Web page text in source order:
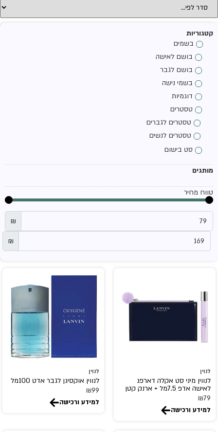
קטגוריות
בשמים
בושם לאישה
בושם לגבר
בשמי נישה
דוגמיות
טסטרים
טסטרים לגברים
טסטרים לנשים
סט בישום
מותגים
טווח מחיר
₪
₪
לנוין
לנווין מיני סט אקלה דארפג
לאישה אדפ 7.5מל + ארנק קטן
₪79
למידע ורכישה
לנוין
לנווין אוקסיגן לגבר אדט 100מל
₪99
למידע ורכישה